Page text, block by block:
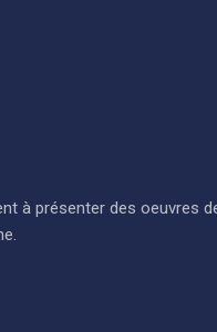
à présenter des oeuvres